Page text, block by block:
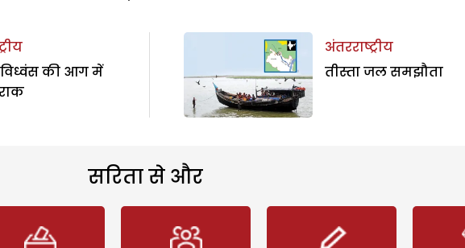
विध्वंस की आग में
अंतरराष्ट्रीय
तीस्ता जल समझौता
सरिता से और